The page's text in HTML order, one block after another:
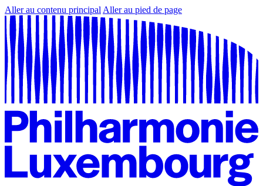
Aller au contenu principal Aller au pied de page